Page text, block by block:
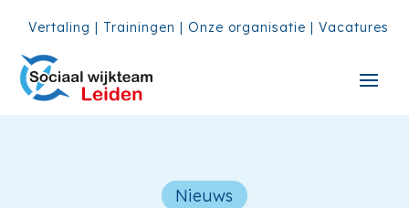
Vertaling | Trainingen | Onze organisatie | Vacatures
Nieuws